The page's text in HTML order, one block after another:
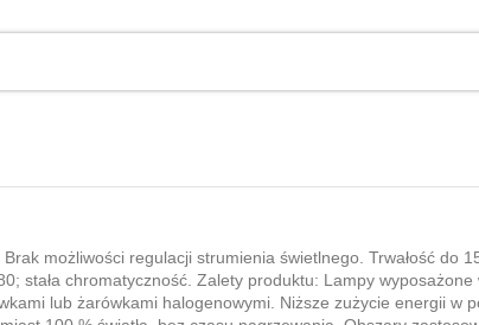
możliwości regulacji strumienia świetlnego. Trwałość do
stała chromatyczność. Zalety produktu: Lampy
lub żarówkami halogenowymi. Niższe zużycie energii w